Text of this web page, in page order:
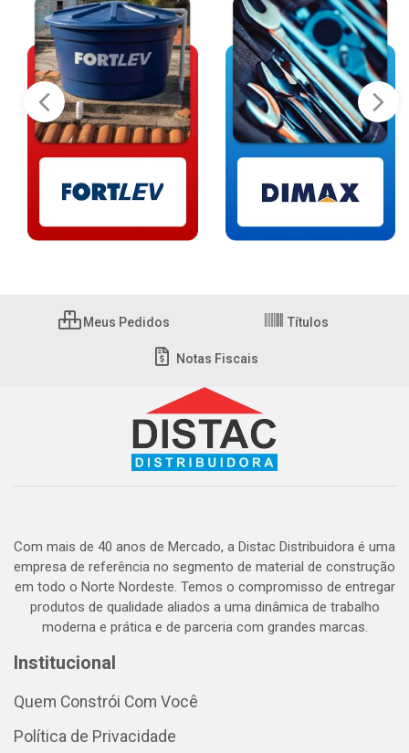
Meus Pedidos Títulos
Notas Fiscais
Com mais de 40 anos de Mercado, a Distac Distribuidora é uma
empresa de referência no segmento de material de construção
em todo o Norte Nordeste. Temos o compromisso de entregar
produtos de qualidade aliados a uma dinâmica de trabalho
moderna e prática e de parceria com grandes marcas.
Institucional
Quem Constrói Com Você
Política de Privacidade